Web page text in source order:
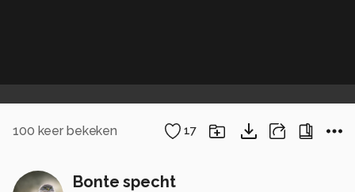
100 keer bekeken 17
Bonte specht